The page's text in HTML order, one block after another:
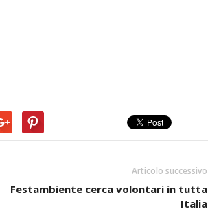
Articolo successivo
Festambiente cerca volontari in tutta
Italia